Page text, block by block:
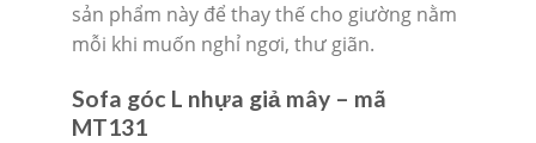
sản phẩm này để thay thế cho giường nằm
mỗi khi muốn nghỉ ngơi, thư giãn.
Sofa góc L nhựa giả mây – mã
MT131